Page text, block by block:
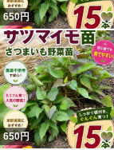
650円
650円